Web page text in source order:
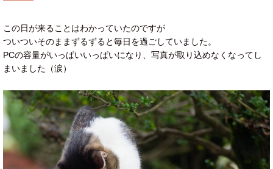
この日が来ることはわかっていたのですが
ついついそのままずるずると毎日を過ごしていました。
PCの容量がいっぱいいっぱいになり、写真が取り込めなくなってし
まいました（涙）